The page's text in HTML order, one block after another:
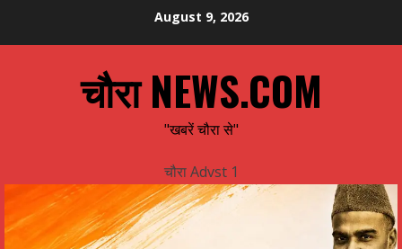
August 9, 2026
चौरा NEWS.COM
"खबरें चौरा से"
चौरा Advst 1